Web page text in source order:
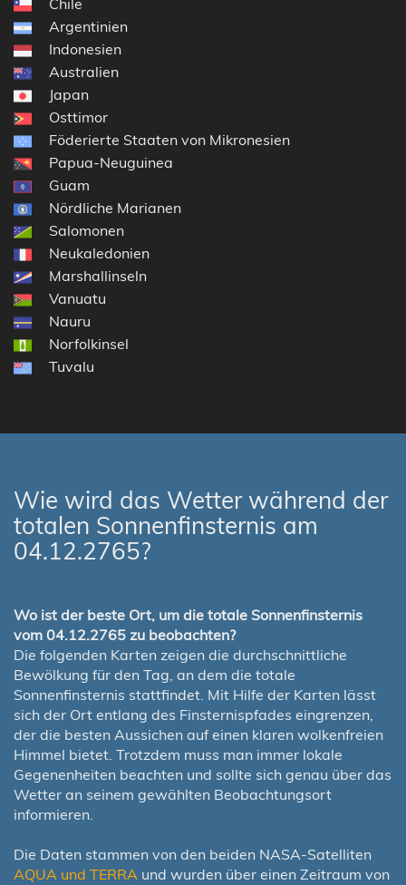
Chile
Argentinien
Indonesien
Australien
Japan
Osttimor
Föderierte Staaten von Mikronesien
Papua-Neuguinea
Guam
Nördliche Marianen
Salomonen
Neukaledonien
Marshallinseln
Vanuatu
Nauru
Norfolkinsel
Tuvalu
Wie wird das Wetter während der
totalen Sonnenfinsternis am
04.12.2765?
Wo ist der beste Ort, um die totale Sonnenfinsternis
vom 04.12.2765 zu beobachten?
Die folgenden Karten zeigen die durchschnittliche
Bewölkung für den Tag, an dem die totale
Sonnenfinsternis stattfindet. Mit Hilfe der Karten lässt
sich der Ort entlang des Finsternispfades eingrenzen,
der die besten Aussichen auf einen klaren wolkenfreien
Himmel bietet. Trotzdem muss man immer lokale
Gegenenheiten beachten und sollte sich genau über das
Wetter an seinem gewählten Beobachtungsort
informieren.
Die Daten stammen von den beiden NASA-Satelliten
AQUA und TERRA und wurden über einen Zeitraum von